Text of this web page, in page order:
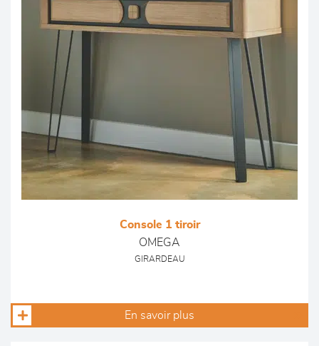
Console 1 tiroir
OMEGA
GIRARDEAU
En savoir plus